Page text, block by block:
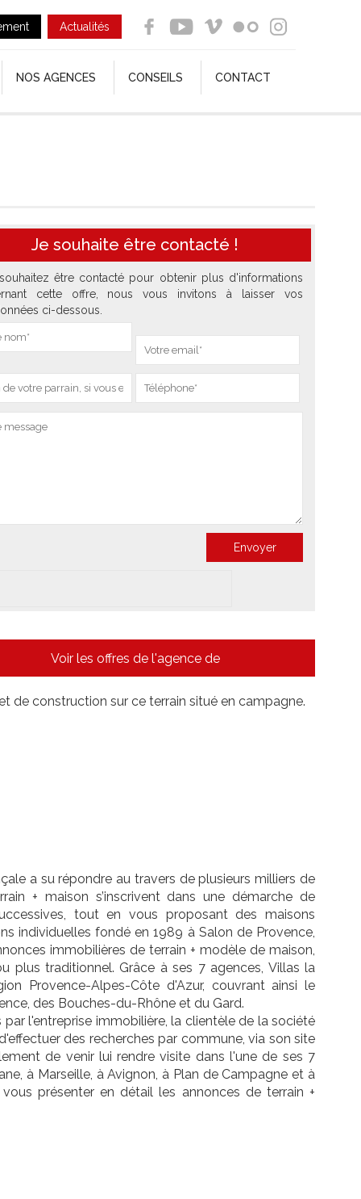
Actualités
NOS AGENCES CONSEILS CONTACT
Je souhaite être contacté !
être contacté pour obtenir plus d'informations
cette offre, nous vous invitons à laisser vos
ci-dessous.
Voir les offres de l'agence de
de construction sur ce terrain situé en campagne.
a su répondre au travers de plusieurs milliers de
+ maison s’inscrivent dans une démarche de
tout en vous proposant des maisons
individuelles fondé en 1989 à Salon de Provence,
immobilières de terrain + modèle de maison,
plus traditionnel. Grâce à ses 7 agences, Villas la
Provence-Alpes-Côte d'Azur, couvrant ainsi le
des Bouches-du-Rhône et du Gard.
l'entreprise immobilière, la clientèle de la société
des recherches par commune, via son site
de venir lui rendre visite dans l'une de ses 7
à Marseille, à Avignon, à Plan de Campagne et à
présenter en détail les annonces de terrain +